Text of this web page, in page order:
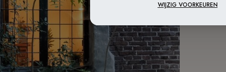
WIJZIG VOORKEUREN